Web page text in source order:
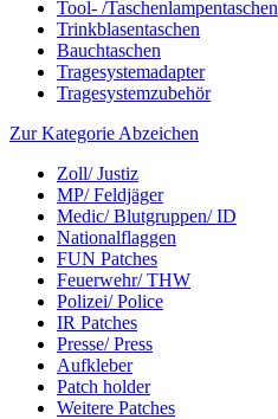
Tool- /Taschenlampentaschen
Trinkblasentaschen
Bauchtaschen
Tragesystemadapter
Tragesystemzubehör
Zur Kategorie Abzeichen
Zoll/ Justiz
MP/ Feldjäger
Medic/ Blutgruppen/ ID
Nationalflaggen
FUN Patches
Feuerwehr/ THW
Polizei/ Police
IR Patches
Presse/ Press
Aufkleber
Patch holder
Weitere Patches